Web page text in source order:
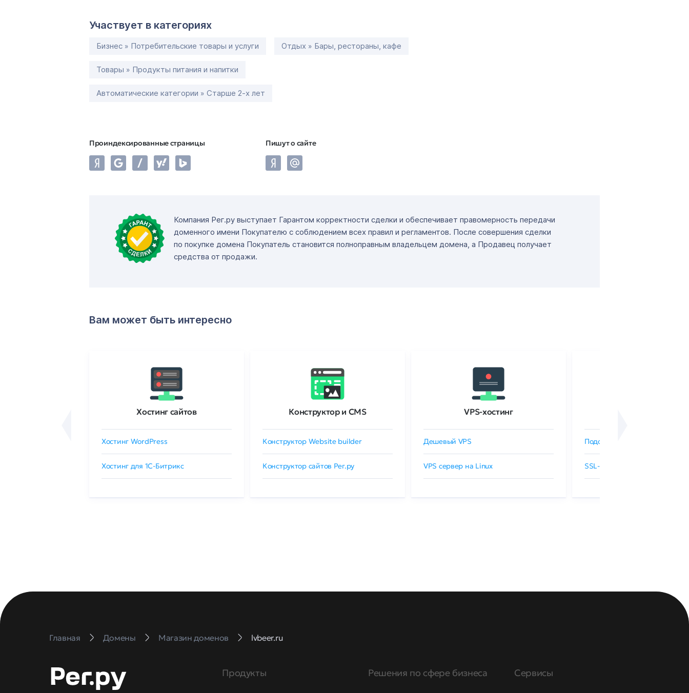
Участвует в категориях
Бизнес » Потребительские товары и услуги Отдых » Бары, рестораны, кафе
Товары » Продукты питания и напитки
Автоматические категории » Старше 2-х лет
Проиндексированные страницы Пишут о сайте
Компания Рег.ру выступает Гарантом корректности сделки и обеспечивает правомерность передачи
доменного имени Покупателю с соблюдением всех правил и регламентов. После совершения сделки
по покупке домена Покупатель становится полноправным владельцем домена, а Продавец получает
средства от продажи.
Вам может быть интересно
Хостинг сайтов
Хостинг WordPress
Хостинг для 1C-Битрикс
Конструктор и CMS
Конструктор Website builder
Конструктор сайтов Рег.ру
VPS-хостинг
Дешевый VPS
VPS сервер на Linux
Подобрать SSL-сертификат
SSL-сертификаты GlobalSign
Главная Домены Магазин доменов lvbeer.ru
Продукты Решения по сфере бизнеса Сервисы